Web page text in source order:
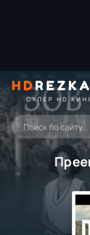
HDREZKA
СУПЕР HD